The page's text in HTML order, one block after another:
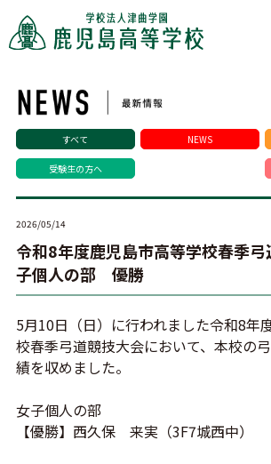
すべて NEWS
受験生の方へ
2026/05/14
令和8年度鹿児島市高等学校春季
子個人の部 優勝
5月10日（日）に行われました令和8年
校春季弓道競技大会において、本校の
績を収めました。
女子個人の部
【優勝】西久保 来実（3F7城西中）